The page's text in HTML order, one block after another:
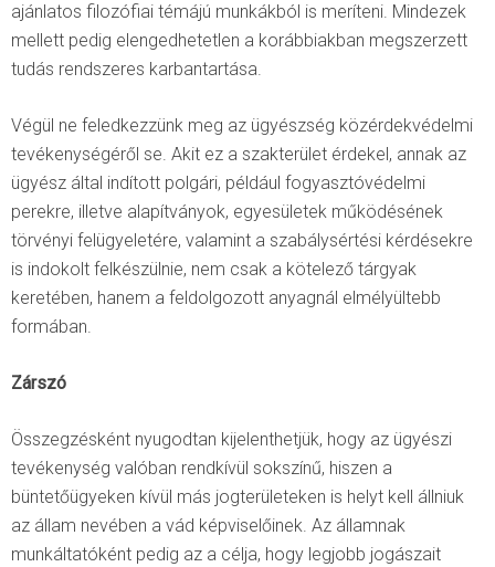
ajánlatos filozófiai témájú munkákból is meríteni. Mindezek
mellett pedig elengedhetetlen a korábbiakban megszerzett
tudás rendszeres karbantartása.
Végül ne feledkezzünk meg az ügyészség közérdekvédelmi
tevékenységéről se. Akit ez a szakterület érdekel, annak az
ügyész által indított polgári, például fogyasztóvédelmi
perekre, illetve alapítványok, egyesületek működésének
törvényi felügyeletére, valamint a szabálysértési kérdésekre
is indokolt felkészülnie, nem csak a kötelező tárgyak
keretében, hanem a feldolgozott anyagnál elmélyültebb
formában.
Zárszó
Összegzésként nyugodtan kijelenthetjük, hogy az ügyészi
tevékenység valóban rendkívül sokszínű, hiszen a
büntetőügyeken kívül más jogterületeken is helyt kell állniuk
az állam nevében a vád képviselőinek. Az államnak
munkáltatóként pedig az a célja, hogy legjobb jogászait